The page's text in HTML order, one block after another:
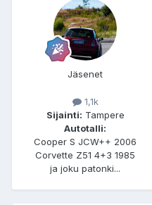
Jäsenet
1,1k
Sijainti: Tampere
Autotalli:
Cooper S JCW++ 2006
Corvette Z51 4+3 1985
ja joku patonki...